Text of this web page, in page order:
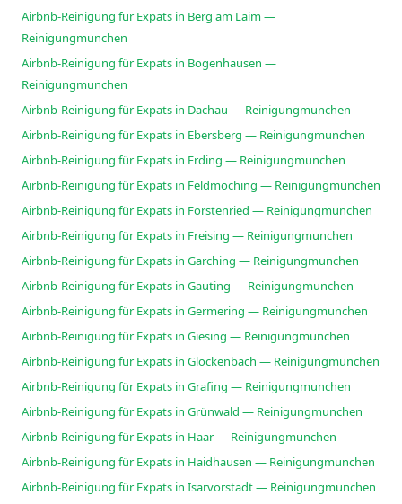
Airbnb-Reinigung für Expats in Berg am Laim —
Reinigungmunchen
Airbnb-Reinigung für Expats in Bogenhausen —
Reinigungmunchen
Airbnb-Reinigung für Expats in Dachau — Reinigungmunchen
Airbnb-Reinigung für Expats in Ebersberg — Reinigungmunchen
Airbnb-Reinigung für Expats in Erding — Reinigungmunchen
Airbnb-Reinigung für Expats in Feldmoching — Reinigungmunchen
Airbnb-Reinigung für Expats in Forstenried — Reinigungmunchen
Airbnb-Reinigung für Expats in Freising — Reinigungmunchen
Airbnb-Reinigung für Expats in Garching — Reinigungmunchen
Airbnb-Reinigung für Expats in Gauting — Reinigungmunchen
Airbnb-Reinigung für Expats in Germering — Reinigungmunchen
Airbnb-Reinigung für Expats in Giesing — Reinigungmunchen
Airbnb-Reinigung für Expats in Glockenbach — Reinigungmunchen
Airbnb-Reinigung für Expats in Grafing — Reinigungmunchen
Airbnb-Reinigung für Expats in Grünwald — Reinigungmunchen
Airbnb-Reinigung für Expats in Haar — Reinigungmunchen
Airbnb-Reinigung für Expats in Haidhausen — Reinigungmunchen
Airbnb-Reinigung für Expats in Isarvorstadt — Reinigungmunchen